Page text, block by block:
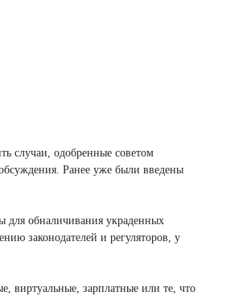
случаи, одобренные советом
Ранее уже были введены
для обналичивания украденных
законодателей и регуляторов, у
виртуальные, зарплатные или те, что